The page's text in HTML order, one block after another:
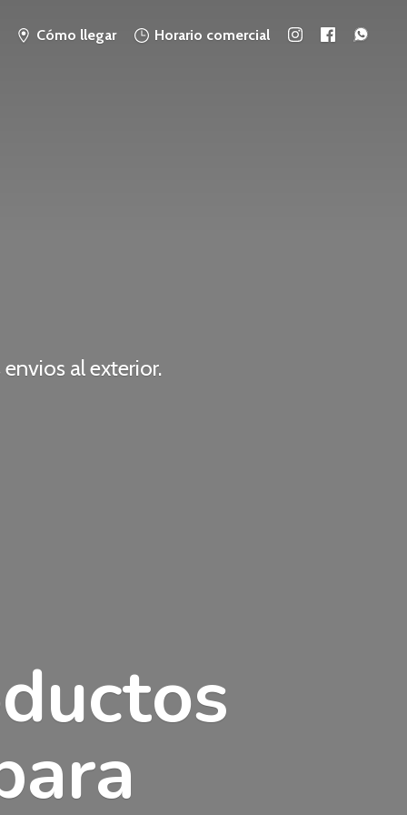
Cómo llegar Horario comercial
al exterior.